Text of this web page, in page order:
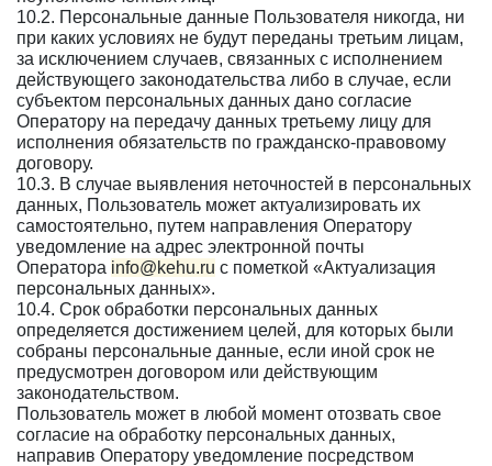
10.2. Персональные данные Пользователя никогда, ни
при каких условиях не будут переданы третьим лицам,
за исключением случаев, связанных с исполнением
действующего законодательства либо в случае, если
субъектом персональных данных дано согласие
Оператору на передачу данных третьему лицу для
исполнения обязательств по гражданско-правовому
договору.
10.3. В случае выявления неточностей в персональных
данных, Пользователь может актуализировать их
самостоятельно, путем направления Оператору
уведомление на адрес электронной почты
Оператора info@kehu.ru с пометкой «Актуализация
персональных данных».
10.4. Срок обработки персональных данных
определяется достижением целей, для которых были
собраны персональные данные, если иной срок не
предусмотрен договором или действующим
законодательством.
Пользователь может в любой момент отозвать свое
согласие на обработку персональных данных,
направив Оператору уведомление посредством